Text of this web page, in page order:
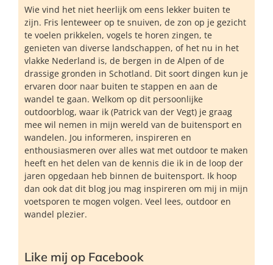
Wie vind het niet heerlijk om eens lekker buiten te
zijn. Fris lenteweer op te snuiven, de zon op je gezicht
te voelen prikkelen, vogels te horen zingen, te
genieten van diverse landschappen, of het nu in het
vlakke Nederland is, de bergen in de Alpen of de
drassige gronden in Schotland. Dit soort dingen kun je
ervaren door naar buiten te stappen en aan de
wandel te gaan. Welkom op dit persoonlijke
outdoorblog, waar ik (Patrick van der Vegt) je graag
mee wil nemen in mijn wereld van de buitensport en
wandelen. Jou informeren, inspireren en
enthousiasmeren over alles wat met outdoor te maken
heeft en het delen van de kennis die ik in de loop der
jaren opgedaan heb binnen de buitensport. Ik hoop
dan ook dat dit blog jou mag inspireren om mij in mijn
voetsporen te mogen volgen. Veel lees, outdoor en
wandel plezier.
Like mij op Facebook